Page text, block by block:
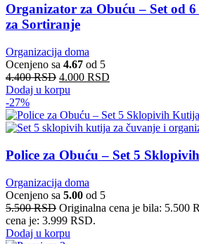
Organizator za Obuću – Set od
za Sortiranje
Organizacija doma
Ocenjeno sa 4.67 od 5
4.400RSD 4.000 RSD
Dodaj u korpu
-27%
Police za Obuću – Set 5
Organizacija doma
Ocenjeno sa 5.00 od 5
5.500RSD Originalna cena je bila: 5.500
cena je: 3.999 RSD.
Dodaj u korpu